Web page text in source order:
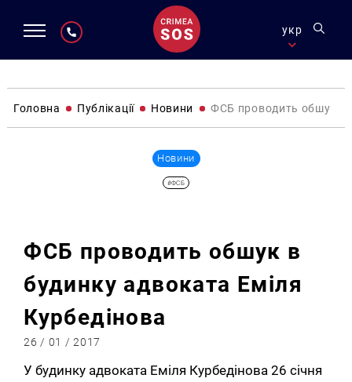
укр
Головна Публікації Новини ФСБ проводить обшук в
Новини
#ФСБ
ФСБ проводить обшук в
будинку адвоката Еміля
Курбедінова
26 / 01 / 2017
У будинку адвоката Еміля Курбедінова 26 січня